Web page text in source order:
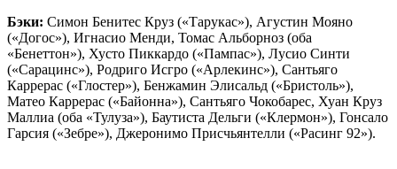
Бэки: Симон Бенитес Круз («Тарукас»), Агустин Мояно
(«Догос»), Игнасио Менди, Томас Альборноз (оба
«Бенеттон»), Хусто Пиккардо («Пампас»), Лусио Синти
(«Сарацинс»), Родриго Исгро («Арлекинс»), Сантьяго
Каррерас («Глостер»), Бенжамин Элисальд («Бристоль»),
Матео Каррерас («Байонна»), Сантьяго Чокобарес, Хуан Круз
Маллиа (оба «Тулуза»), Баутиста Дельги («Клермон»), Гонсало
Гарсия («Зебре»), Джеронимо Присчьянтелли («Расинг 92»).